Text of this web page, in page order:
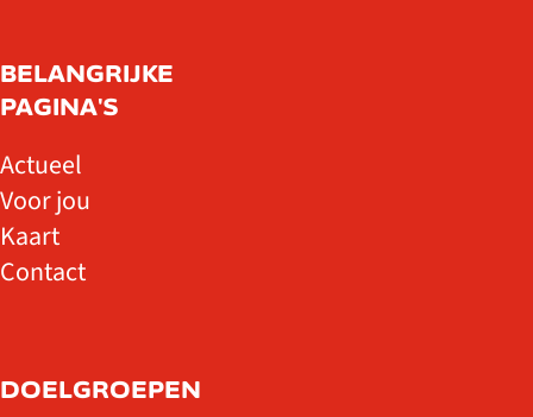
BELANGRIJKE
PAGINA'S
Actueel
Voor jou
Kaart
Contact
DOELGROEPEN